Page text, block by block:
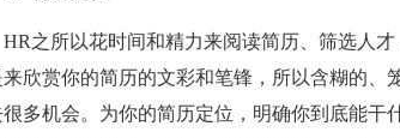
HR之所以花时间和精力来阅读简历、筛选人
欣赏你的简历的文彩和笔锋，所以含糊的
很多机会。为你的简历定位，明确你到底能